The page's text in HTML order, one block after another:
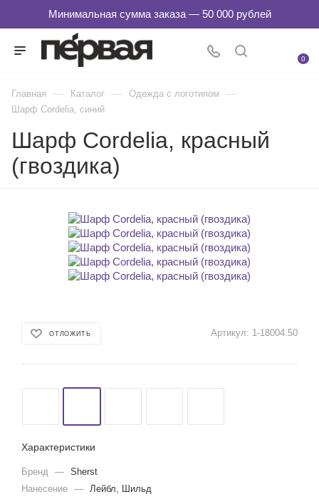
0
Главная — Каталог — Одежда с логотипом —
Шарф Cordelia, синий
Шарф Cordelia, красный
(гвоздика)
ОТЛОЖИТЬ Артикул: 1-18004.50
Характеристики
Бренд — Sherst
Нанесение — Лейбл, Шильд